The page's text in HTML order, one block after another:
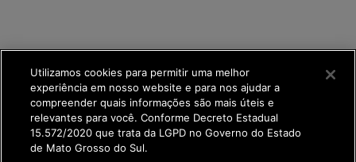
Utilizamos cookies para permitir uma melhor
experiência em nosso website e para nos ajudar a
compreender quais informações são mais úteis e
relevantes para você. Conforme Decreto Estadual
15.572/2020 que trata da LGPD no Governo do Estado
de Mato Grosso do Sul.